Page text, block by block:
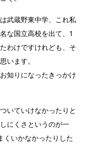
武蔵野東中学、これ私
な国立高校を出て、1
わけですけれども、そ
います。
知りになったきっかけ
いていけなかったりと
にくさというのが一
くいかなかったりした